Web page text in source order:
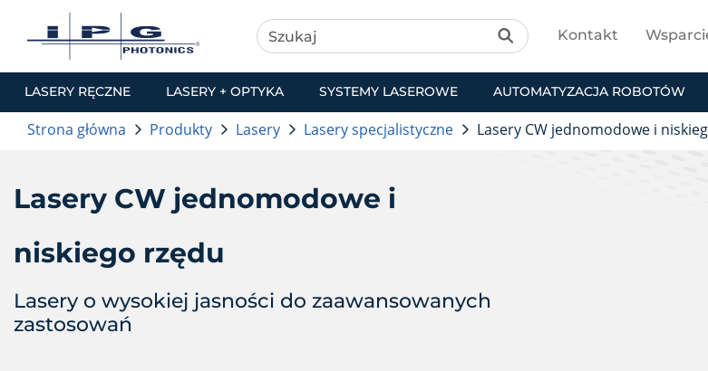
LASERY RĘCZNE LASERY + OPTYKA SYSTEMY LASEROWE AUTOMATYZACJA ROBOTÓW
Kontakt
Strona główna Produkty Lasery Lasery specjalistyczne Lasery CW jednomodowe i
Lasery CW jednomodowe i
niskiego rzędu
Lasery o wysokiej jasności do zaawansowanych
zastosowań